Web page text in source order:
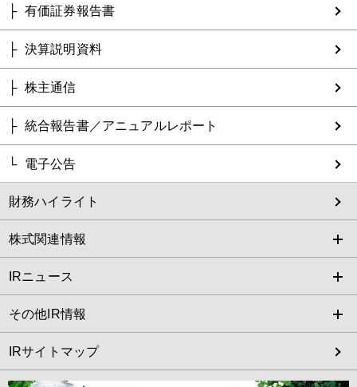
有価証券報告書
決算説明資料
株主通信
統合報告書／アニュアルレポート
電子公告
財務ハイライト
株式関連情報
IRニュース
その他IR情報
IRサイトマップ